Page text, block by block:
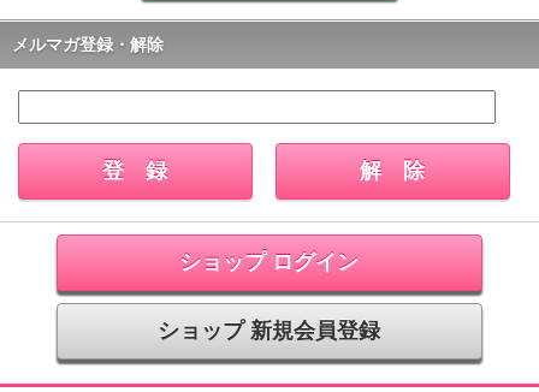
メルマガ登録・解除
ショップ ログイン
ショップ 新規会員登録